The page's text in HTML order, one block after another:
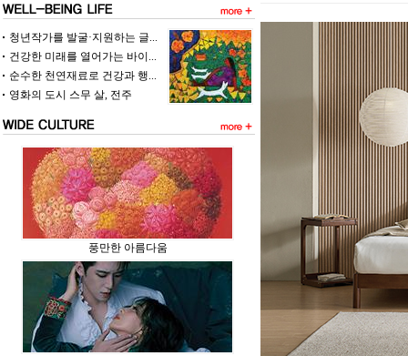
청년작가를 발굴·지원하는 글...
건강한 미래를 열어가는 바이...
순수한 천연재료로 건강과 행...
영화의 도시 스무 살, 전주
풍만한 아름다움